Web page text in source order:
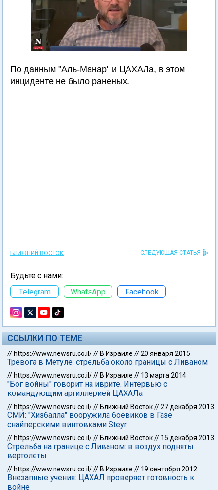
По данным "Аль-Манар" и ЦАХАЛа, в этом
инциденте не было раненых.
БЛИЖНИЙ ВОСТОК СЛЕДУЮЩАЯ СТАТЬЯ
Будьте с нами:
Telegram
WhatsApp Facebook
ССЫЛКИ ПО ТЕМЕ
// https://www.newsru.co.il/// В Израиле //20 января 2015
Тревога в Метуле: стрельба около границы с Ливаном
// https://www.newsru.co.il/// В Израиле // 13 марта 2014
"Бог войны" говорит на иврите. Интервью с
командующим артиллерией ЦАХАЛа
// https://www.newsru.co.il/// Ближний Восток//27 декабря 2013
СМИ: "Хизбалла" вооружила боевиков в Газе
снайперскими винтовками Steyr
// https://www.newsru.co.il/// Ближний Восток// 15 декабря 2013
Стрельба на границе с Ливаном: в воздух подняты
вертолеты
// https://www.newsru.co.il/// В Израиле // 19 сентября 2012
Внезапные учения: ЦАХАЛ проверяет готовность к
войне